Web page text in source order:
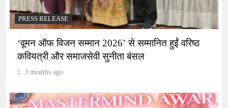
PRESS RELEASE
‘वूमन ऑफ विजन सम्मान 2026’ से सम्मानित हुईं वरिष्ठ
कवियत्री और समाजसेवी सुनीता बंसल
3 months ago